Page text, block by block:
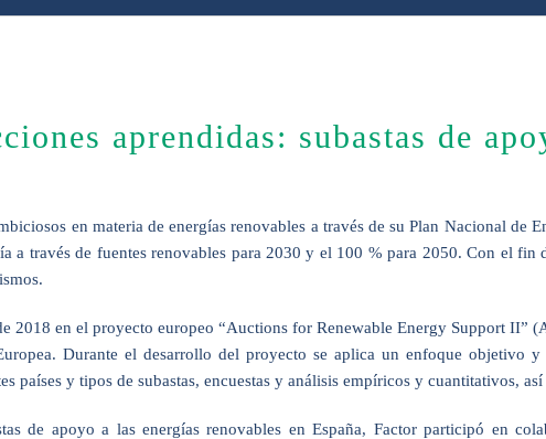
aprendidas: subastas de
en materia de energías renovables a través de su Plan Nacional
a través de fuentes renovables para 2030 y el 100 % para 2050. Con el
2018 en el proyecto europeo “Auctions for Renewable Energy Support II”
Durante el desarrollo del proyecto se aplica un enfoque objetivo
países y tipos de subastas, encuestas y análisis empíricos y cuantitativos,
de apoyo a las energías renovables en España, Factor participó en